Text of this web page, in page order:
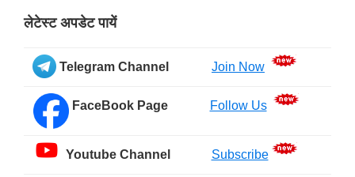
लेटेस्ट अपडेट पायें
Telegram Channel Join Now
FaceBook Page Follow Us
Youtube Channel Subscribe